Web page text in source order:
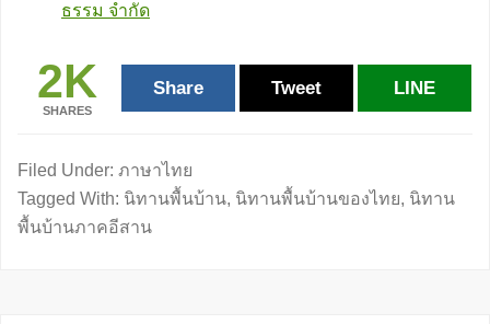
ธรรม จำกัด
2K
SHARES
Share Tweet LINE
Filed Under: ภาษาไทย
Tagged With: นิทานพื้นบ้าน, นิทานพื้นบ้านของไทย, นิทาน
พื้นบ้านภาคอีสาน